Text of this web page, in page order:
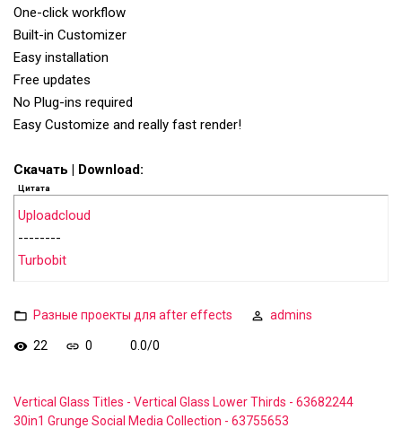
One-click workflow
Built-in Customizer
Easy installation
Free updates
No Plug-ins required
Easy Customize and really fast render!
Скачать | Download:
Цитата
Uploadcloud
--------
Turbobit
Разные проекты для after effects admins
22 0 0.0/0
Vertical Glass Titles - Vertical Glass Lower Thirds - 63682244
30in1 Grunge Social Media Collection - 63755653